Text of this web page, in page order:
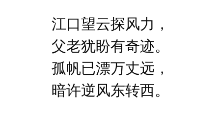
江口望云探风力，
父老犹盼有奇迹。
孤帆已漂万丈远，
暗许逆风东转西。